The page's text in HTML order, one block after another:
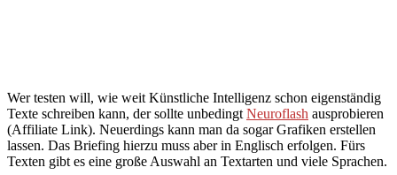
Wer testen will, wie weit Künstliche Intelligenz schon eigenständig
Texte schreiben kann, der sollte unbedingt Neuroflash ausprobieren
(Affiliate Link). Neuerdings kann man da sogar Grafiken erstellen
lassen. Das Briefing hierzu muss aber in Englisch erfolgen. Fürs
Texten gibt es eine große Auswahl an Textarten und viele Sprachen.